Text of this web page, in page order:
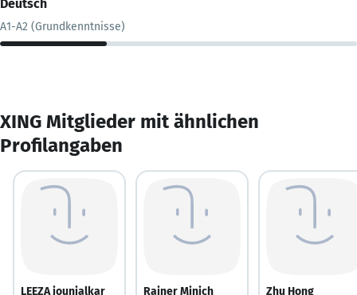
Deutsch
A1-A2 (Grundkenntnisse)
XING Mitglieder mit ähnlichen
Profilangaben
LEEZA jounjalkar Rainer Minich Zhu Hong